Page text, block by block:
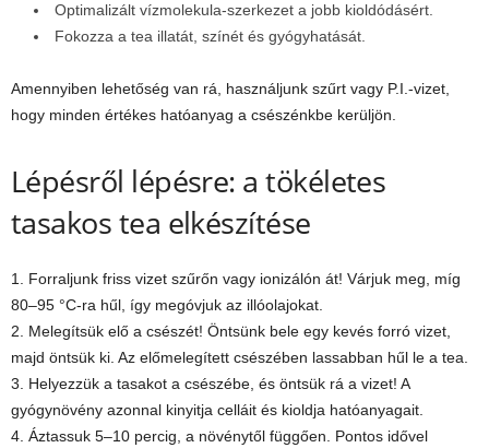
Optimalizált vízmolekula-szerkezet a jobb kioldódásért.
Fokozza a tea illatát, színét és gyógyhatását.
Amennyiben lehetőség van rá, használjunk szűrt vagy P.I.-vizet,
hogy minden értékes hatóanyag a csészénkbe kerüljön.
Lépésről lépésre: a tökéletes
tasakos tea elkészítése
1. Forraljunk friss vizet szűrőn vagy ionizálón át! Várjuk meg, míg
80–95 °C-ra hűl, így megóvjuk az illóolajokat.
2. Melegítsük elő a csészét! Öntsünk bele egy kevés forró vizet,
majd öntsük ki. Az előmelegített csészében lassabban hűl le a tea.
3. Helyezzük a tasakot a csészébe, és öntsük rá a vizet! A
gyógynövény azonnal kinyitja celláit és kioldja hatóanyagait.
4. Áztassuk 5–10 percig, a növénytől függően. Pontos idővel